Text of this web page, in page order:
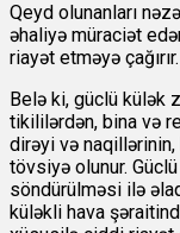
Qeyd olunanları
əhaliyə müraciət
riayət etməyə çağırır.
Belə ki, güclü külək
tikililərdən, bina və
dirəyi və naqillərinin,
tövsiyə olunur.
söndürülməsi ilə
küləkli hava